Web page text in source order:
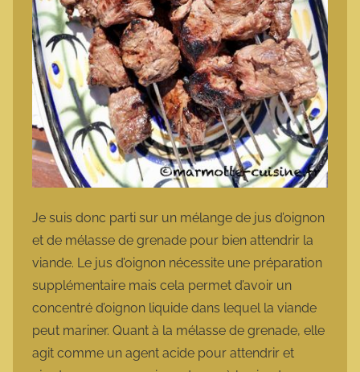
Je suis donc parti sur un mélange de jus d’oignon
et de mélasse de grenade pour bien attendrir la
viande. Le jus d’oignon nécessite une préparation
supplémentaire mais cela permet d’avoir un
concentré d’oignon liquide dans lequel la viande
peut mariner. Quant à la mélasse de grenade, elle
agit comme un agent acide pour attendrir et